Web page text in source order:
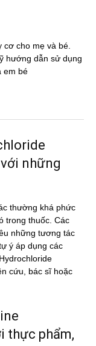
cơ cho mẹ và bé.
hướng dẫn sử dụng
em bé
những
thường khá phức
trong thuốc. Các
những tương tác
ý áp dụng các
cứu, bác sĩ hoặc
thực phẩm,